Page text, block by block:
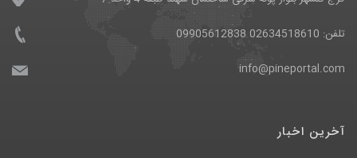
تلفن: 02634518610 09905612838
info@pineportal.com
آخرین اخبار